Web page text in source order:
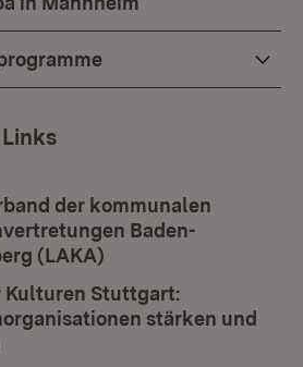
der kommunalen
Baden-
(LAKA)
Kulturen Stuttgart:
stärken und